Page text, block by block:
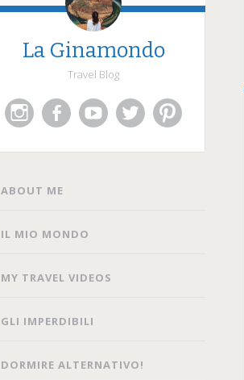
La Ginamondo
Travel Blog
SKIP
ABOUT ME
IL MIO MONDO
MY TRAVEL VIDEOS
GLI IMPERDIBILI
DORMIRE ALTERNATIVO!